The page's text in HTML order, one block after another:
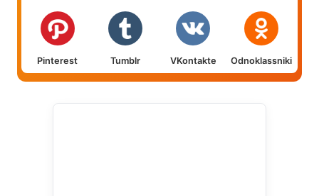
Pinterest Tumblr VKontakte Odnoklassniki